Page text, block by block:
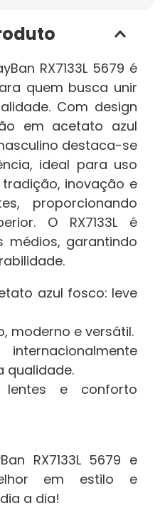
RX7133L 5679 é
quem busca unir
Com design
em acetato azul
destaca-se
ideal para uso
tradição, inovação e
proporcionando
O RX7133L é
médios, garantindo
azul fosco: leve
moderno e versátil.
qualidade.
lentes e conforto
RX7133L 5679 e
em estilo e
a dia!